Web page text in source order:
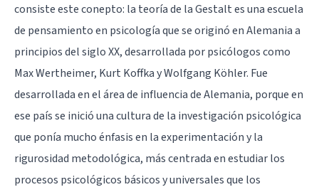
consiste este conepto: la teoría de la Gestalt es una escuela
de pensamiento en psicología que se originó en Alemania a
principios del siglo XX, desarrollada por psicólogos como
Max Wertheimer, Kurt KoffkayWolfgang Köhler. Fue
desarrollada en el área de influencia de Alemania, porque en
ese país se inició una cultura de la investigación psicológica
que ponía mucho énfasis en la experimentación y la
rigurosidad metodológica, más centrada en estudiar los
procesos psicológicos básicos y universales que los